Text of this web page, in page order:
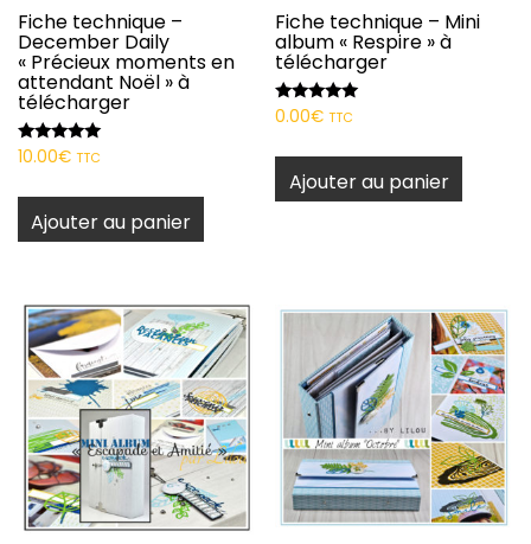
Fiche technique –
December Daily
« Précieux moments en
attendant Noël » à
télécharger
Note
10.00€ TTC
Ajouter au panier
Fiche technique – Mini
album « Respire » à
télécharger
Note
0.00€ TTC
Ajouter au panier